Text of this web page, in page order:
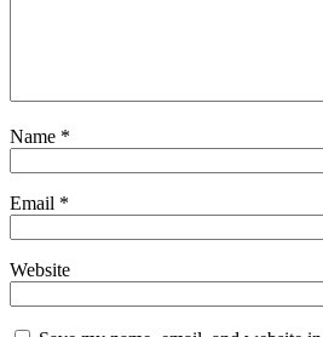
Name *
Email *
Website